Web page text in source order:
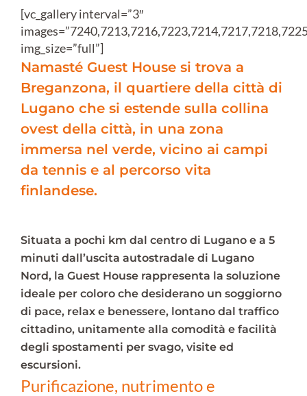
[vc_gallery interval=”3″
img_size=”full”]
Namasté Guest House si trova a
Breganzona, il quartiere della città di
Lugano che si estende sulla collina
ovest della città, in una zona
immersa nel verde, vicino ai campi
da tennis e al percorso vita
finlandese.
Situata a pochi km dal centro di Lugano e a 5
minuti dall’uscita autostradale di Lugano
Nord, la Guest House rappresenta la soluzione
ideale per coloro che desiderano un soggiorno
di pace, relax e benessere, lontano dal traffico
cittadino, unitamente alla comodità e facilità
degli spostamenti per svago, visite ed
escursioni.
Purificazione, nutrimento e